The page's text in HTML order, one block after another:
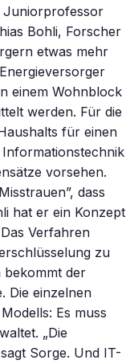
Juniorprofessor
Bohli, Forscher
etwas mehr
einem Wohnblock
werden. Für die
für einen
vorsehen.
dass
hat er ein Konzept
Verfahren
zu
bekommt der
Die einzelnen
Es muss
„Die
Sorge. Und IT-